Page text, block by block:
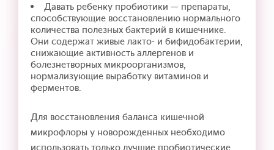
Давать ребенку пробиотики — препараты,
способствующие восстановлению нормального
количества полезных бактерий в кишечнике.
Они содержат живые лакто- и бифидобактерии,
снижающие активность аллергенов и
болезнетворных микроорганизмов,
нормализующие выработку витаминов и
ферментов.
Для восстановления баланса кишечной
микрофлоры у новорожденных необходимо
использовать только лучшие пробиотические